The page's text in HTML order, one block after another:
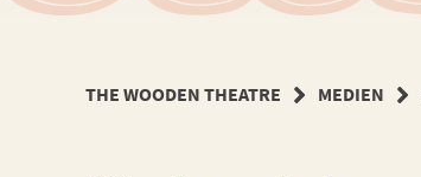
THE WOODEN THEATRE MEDIEN